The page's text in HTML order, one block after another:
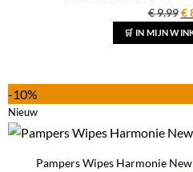
€9.99 €
🛒 IN MIJN
-10%
Nieuw
Pampers Wipes Harmonie